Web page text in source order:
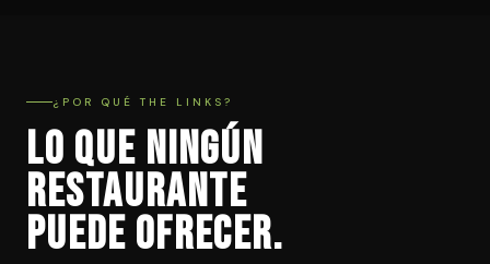
¿POR QUÉ THE LINKS?
Lo que ningún
restaurante
puede ofrecer.